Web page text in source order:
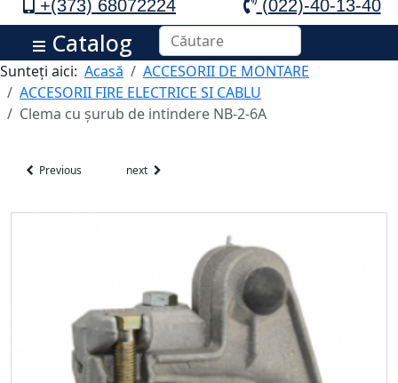
+(373) 68072224 (022)-40-13-40
Catalog
Sunteți aici: Acasă
ACCESORII DE MONTARE
ACCESORII FIRE ELECTRICE SI CABLU
Clema cu șurub de intindere NB-2-6A
Previous next